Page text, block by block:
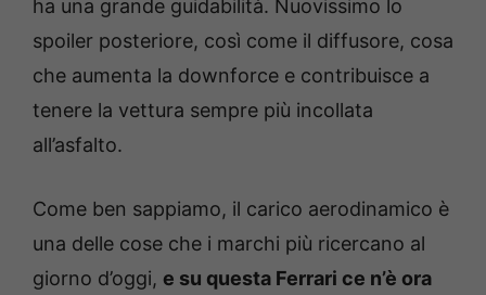
ha una grande guidabilità. Nuovissimo lo
spoiler posteriore, così come il diffusore, cosa
che aumenta la downforce e contribuisce a
tenere la vettura sempre più incollata
all’asfalto.
Come ben sappiamo, il carico aerodinamico è
una delle cose che i marchi più ricercano al
giorno d’oggi, e su questa Ferrari ce n’è ora